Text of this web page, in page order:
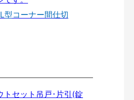
L型コーナー間仕切